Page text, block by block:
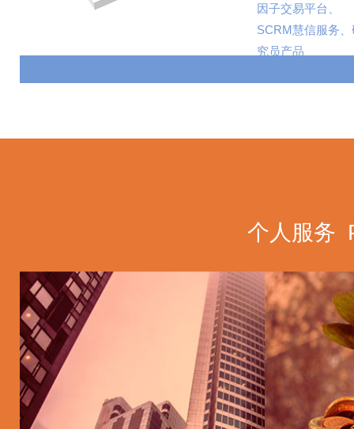
因子交易平台、
SCRM慧信服务、
究员产品
个人服务